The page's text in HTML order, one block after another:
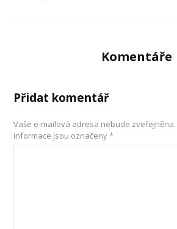
Komentáře
Přidat komentář
Vaše e-mailová adresa nebude zveřejněna.
informace jsou označeny*